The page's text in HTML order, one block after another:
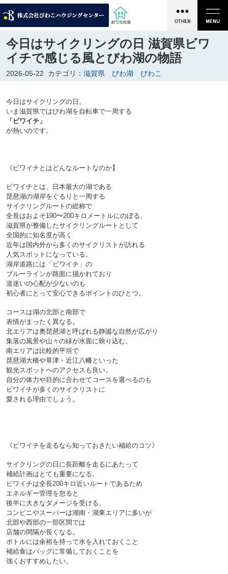
今日はサイクリングの日 滋賀県ビワ
イチで感じる風とびわ湖の物語
2026-05-22 カテゴリ： 滋賀県 びわ湖 びわこ
今日はサイクリングの日。
いま滋賀県ではびわ湖を自転車で一周する
「ビワイチ」
が熱いのです。
《ビワイチとはどんなルートなのか】
ビワイチとは、日本最大の湖である
琵琶湖の湖岸をぐるりと一周する
サイクリングルートの総称で
全長はおよそ190〜200キロメートルにのぼる。
滋賀県が整備したサイクリングルートとして
全国的に知名度が高く
近年は国内外から多くのサイクリストが訪れる
人気スポットになっている。
湖岸道路には「ビワイチ」の
ブルーラインが路面に描かれており
道迷いの心配が少ないのも
初心者にとって安心できるポイントのひとつ。
コースは湖の北部と南部で
表情がまったく異なる。
北エリアは奥琵琶湖と呼ばれる静謐な自然が広がり
集落の風景や山々の緑が水面に映り込む。
南エリアは比較的平坦で
琵琶湖大橋や草津・近江八幡といった
観光スポットへのアクセスも良い。
自分の体力や目的に合わせてコースを選べるのも
ビワイチが多くのサイクリストに
愛される理由でしょう。
《ビワイチを走るなら知っておきたい補給のコツ》
サイクリングの日に長距離を走るにあたって
補給計画はとても重要になる。
ビワイチは全長200キロ近いルートであるため
エネルギー管理を怠ると
後半に大きなダメージを受ける。
コンビニやスーパーは湖南・湖東エリアに多いが
北部や西部の一部区間では
店舗の間隔が長くなる。
ボトルには余裕を持って水を入れておくこと
補給食はバッグに常備しておくことを
強くおすすめしたい。